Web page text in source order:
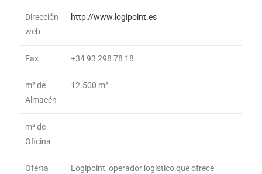
Dirección
web
http://www.logipoint.es
Fax +34 93 298 78 18
m² de
Almacén
12.500 m²
m² de
Oficina
Oferta
Logipoint, operador logístico que ofrece